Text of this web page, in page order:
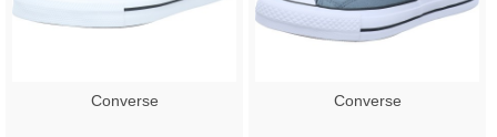
Converse Converse